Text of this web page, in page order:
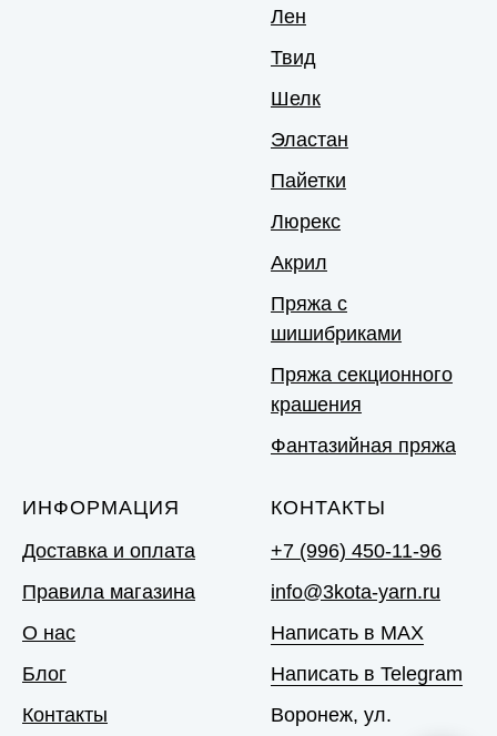
Лен
Твид
Шелк
Эластан
Пайетки
Люрекс
Акрил
Пряжа с
шишибриками
Пряжа секционного
крашения
Фантазийная пряжа
ИНФОРМАЦИЯ
Доставка и оплата
Правила магазина
О нас
Блог
Контакты
КОНТАКТЫ
+7 (996) 450-11-96
info@3kota-yarn.ru
Написать в MAX
Написать в Telegram
Воронеж, ул.